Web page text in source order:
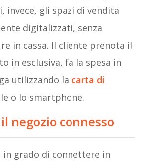
invece, gli spazi di vendita
digitalizzati, senza
in cassa. Il cliente prenota il
in esclusiva, fa la spesa in
utilizzando la carta di
o lo smartphone.
negozio connesso
in grado di connettere in